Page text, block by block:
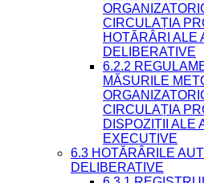
CIRCULAȚIA
HOTĂRÂRI ALE
DELIBERATIVE
6.2.2
MĂSURILE
CIRCULAȚIA
DISPOZIȚII ALE
EXECUTIVE
6.3 HOTĂRÂRILE
DELIBERATIVE